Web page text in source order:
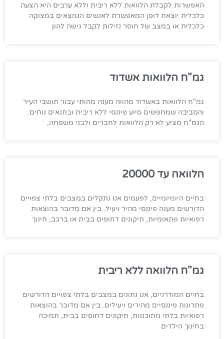
האפשרות לקבלת הלוואות ללא ריבית וללא ערבים היא הצעה
כלכלית יוצאת דופן המאפשרת לאנשים הנמצאים במצוקה
כלכלית או במצב של חוסר נזילות לקבל גישה להון
גמ"ח הלוואות אשדוד
גמ"ח הלוואות באשדוד מהווה מענה מהותי עבור תושבי העיר
והסביבה שמחפשים סיוע פיננסי ללא ריבית ובתנאים נוחים.
הגמ"ח מציע לא רק הלוואות לחברים ולבני משפחה,
הלוואה עד 20000
בחיים היומיומיים, לפעמים אנו נתקלים במצבים בלתי צפויים
הדורשים מענה פיננסי מהיר ויעיל. בין אם מדובר בהוצאות
רפואיות פתאומיות, תיקונים דחופים בבית או ברכב, חינוך
גמ"ח הלוואה ללא ריבית
בחיים המודרניים, אנו נתונים במצבים בלתי צפויים הדורשים
פתרונות פיננסיים מהירים ויעילים. בין אם מדובר בהוצאות
רפואיות בלתי מתוכננות, תיקונים דחופים בבית, תמיכה
בחינוך הילדים